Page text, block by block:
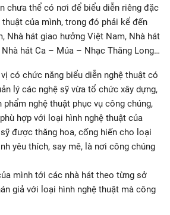
chưa thể có nơi để biểu diễn riêng đặc
của mình, trong đó phải kể đến
Nhà hát giao hưởng Việt Nam, Nhà hát
hát Ca – Múa – Nhạc Thăng Long…
có chức năng biểu diễn nghệ thuật có
lý các nghệ sỹ vừa tổ chức xây dựng,
nghệ thuật phục vụ công chúng,
hợp với loại hình nghệ thuật của
được thăng hoa, cống hiến cho loại
yêu thích, say mê, là nơi công chúng
mình tới các nhà hát theo từng sở
giả với loại hình nghệ thuật mà công